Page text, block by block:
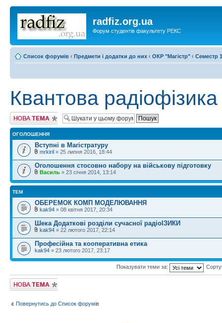
radfiz.org.ua
Форум студентів факультету РЕКС
Список форумів ‹ Предмети і додатки до них ‹ ОКР "Магістр" ‹ Семестр
Квантова радіофізика
Створити нову
тему
ОГОЛОШЕННЯ
Вступні в Магістратуру
mrkiril » 25 липня 2016, 18:44
Оголошення стосовно набору на військову підготовку
Василь » 23 січня 2014, 13:14
ТЕМ
ОБЕРЕМОК КОМП МОДЕЛЮВАННЯ
kak94 » 08 квітня 2017, 20:34
Шека Додаткові розділи сучасної радіоІЗИКИ
kak94 » 22 лютого 2017, 22:14
Професійна та кооперативна етика
kak94 » 23 лютого 2017, 23:17
Показувати теми за:
Створити нову
тему
Повернутись до Список форумів